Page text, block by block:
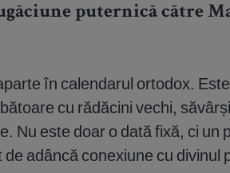
puternică către
în calendarul ortodox. Este
cu rădăcini vechi,
Nu este doar o dată fixă, ci un
adâncă conexiune cu divinul